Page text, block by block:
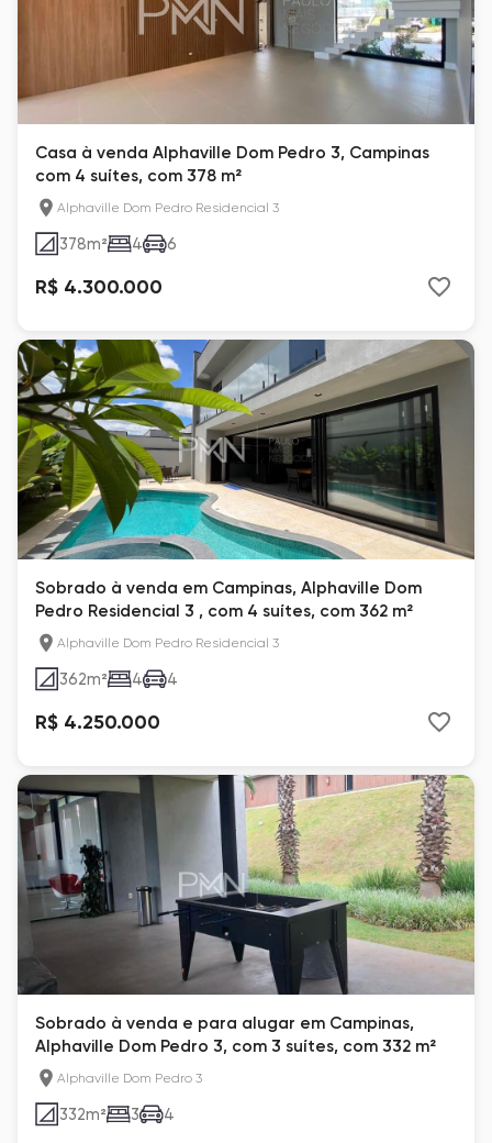
Casa à venda Alphaville Dom Pedro 3, Campinas
com 4 suítes, com 378 m²
Alphaville Dom Pedro Residencial 3
378m² 4 6
R$ 4.300.000
Sobrado à venda em Campinas, Alphaville Dom
Pedro Residencial 3 , com 4 suítes, com 362 m²
Alphaville Dom Pedro Residencial 3
362m² 4 4
R$ 4.250.000
Sobrado à venda e para alugar em Campinas,
Alphaville Dom Pedro 3, com 3 suítes, com 332 m²
Alphaville Dom Pedro 3
332m² 3 4